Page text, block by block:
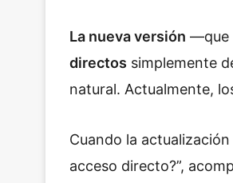
La nueva versión —que
directos simplemente
natural. Actualmente,
Cuando la
acceso directo?”,